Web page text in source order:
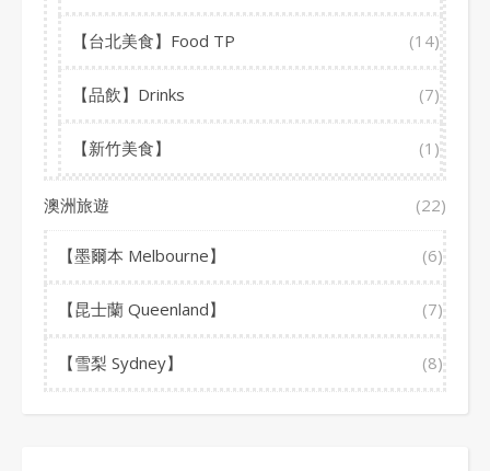
【台北美食】Food TP (14)
【品飲】Drinks (7)
【新竹美食】 (1)
澳洲旅遊 (22)
【墨爾本 Melbourne】 (6)
【昆士蘭 Queenland】 (7)
【雪梨 Sydney】 (8)